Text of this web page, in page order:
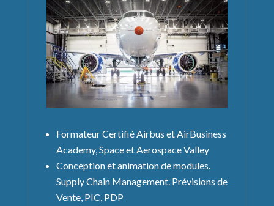
Formateur Certifié Airbus et AirBusiness
Academy, Space et Aerospace Valley
Conception et animation de modules.
Supply Chain Management. Prévisions de
Vente, PIC, PDP